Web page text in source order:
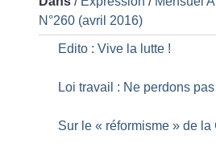
N°260 (avril 2016)
Edito : Vive la lutte !
Loi travail : Ne perdons
Sur le « réformisme » de la